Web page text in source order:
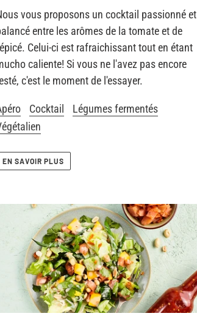
vous proposons un cocktail passionné et
entre les arômes de la tomate et de
Celui-ci est rafraichissant tout en étant
caliente! Si vous ne l'avez pas encore
c'est le moment de l'essayer.
Cocktail
Légumes fermentés
EN SAVOIR PLUS